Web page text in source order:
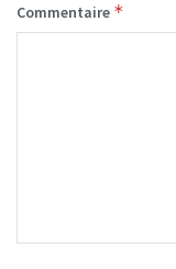
Commentaire *